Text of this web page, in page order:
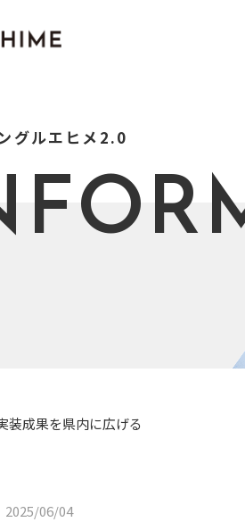
グルエヒメ2.0
メの実装成果を県内に広げ
2025/06/04